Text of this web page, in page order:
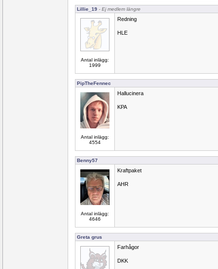
Lillie_19 - Ej medlem längre
Antal inlägg:
1999
Redning
HLE
PipTheFennec
Antal inlägg:
4554
Hallucinera
KPA
Benny57
Antal inlägg:
4646
Kraftpaket
AHR
Greta grus
Farhågor
DKK